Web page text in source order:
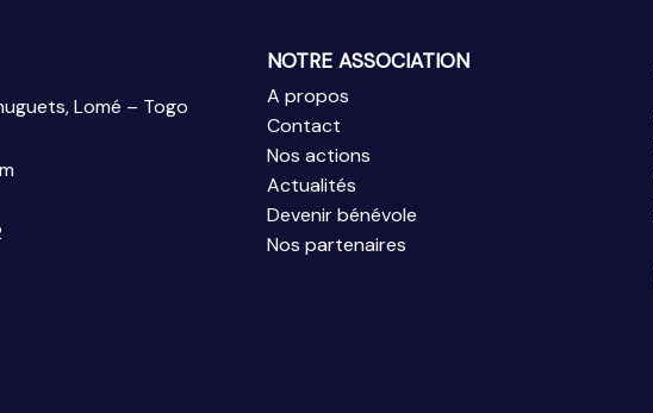
Lomé – Togo
NOTRE ASSOCIATION
A propos
Contact
Nos actions
Actualités
Devenir bénévole
Nos partenaires